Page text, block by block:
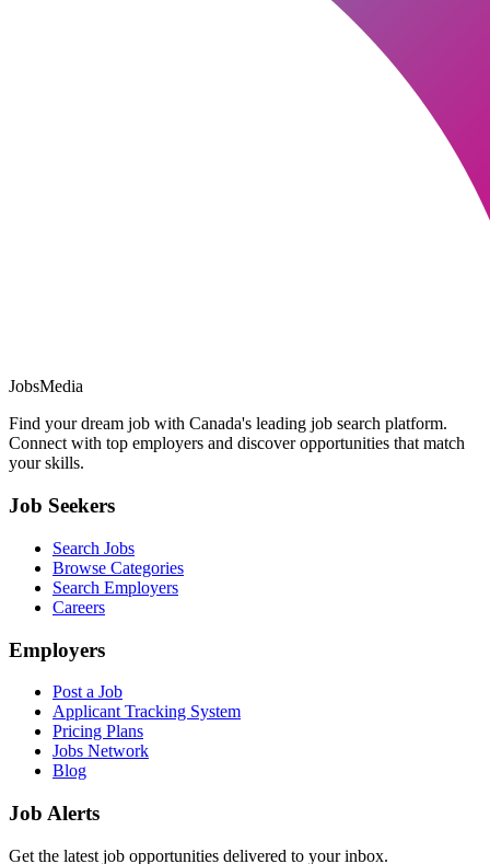
JobsMedia
Find your dream job with Canada's leading job search platform.
Connect with top employers and discover opportunities that match
your skills.
Job Seekers
Search Jobs
Browse Categories
Search Employers
Careers
Employers
Post a Job
Applicant Tracking System
Pricing Plans
Jobs Network
Blog
Job Alerts
Get the latest job opportunities delivered to your inbox.